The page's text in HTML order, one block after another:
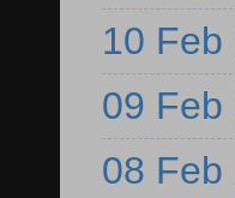
10 Feb
09 Feb
08 Feb